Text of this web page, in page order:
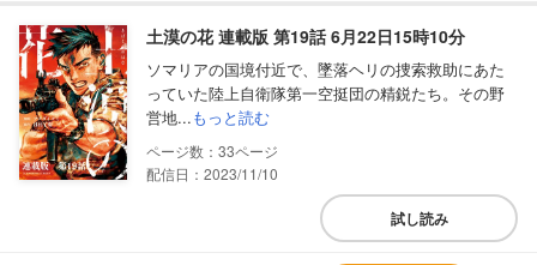
土漠の花 連載版 第19話 6月22日15時10分
ソマリアの国境付近で、墜落ヘリの捜索救助にあた
っていた陸上自衛隊第一空挺団の精鋭たち。その野
営地...もっと読む
33
配信日：2023/11/10
試し読み